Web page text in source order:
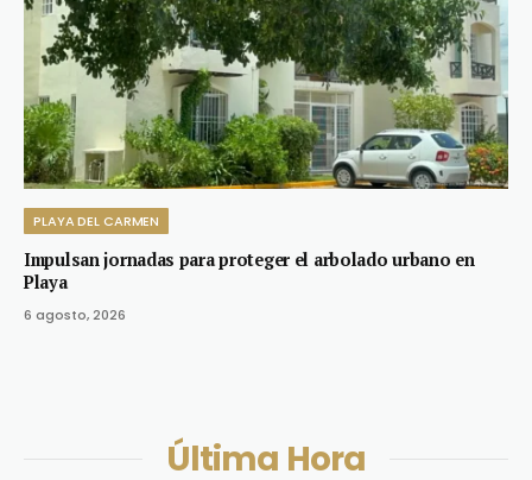
PLAYA DEL CARMEN
Impulsan jornadas para proteger el arbolado urbano en
Playa
6 agosto, 2026
Última Hora